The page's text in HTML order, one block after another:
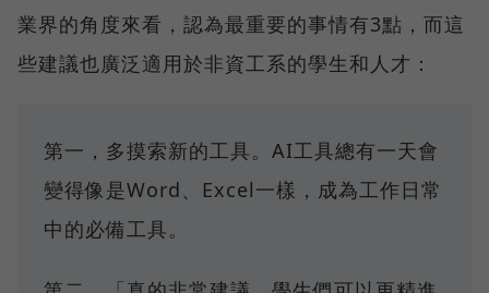
業界的角度來看，認為最重要的事情有3點，而這
些建議也廣泛適用於非資工系的學生和人才：
第一，多摸索新的工具。AI工具總有一天會
變得像是Word、Excel一樣，成為工作日常
中的必備工具。